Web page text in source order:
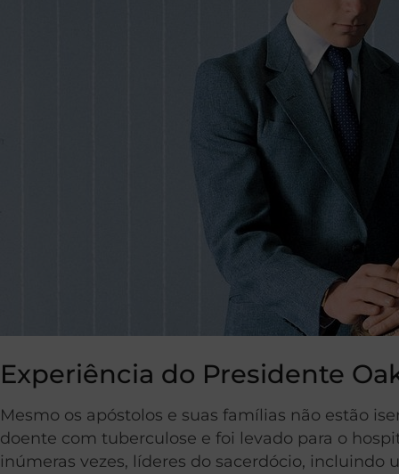
Experiência do Presidente
Mesmo os apóstolos e suas famílias não estão
doente com tuberculose e foi levado para o
inúmeras vezes, líderes do sacerdócio,